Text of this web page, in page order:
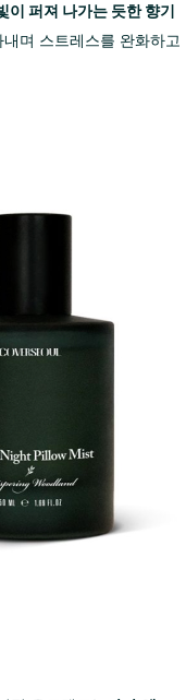
이 퍼져 나가는 듯한 향기
며 스트레스를 완화하고